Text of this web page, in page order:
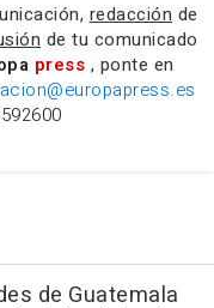
redacción de
de tu comunicado
press , ponte en
de Guatemala